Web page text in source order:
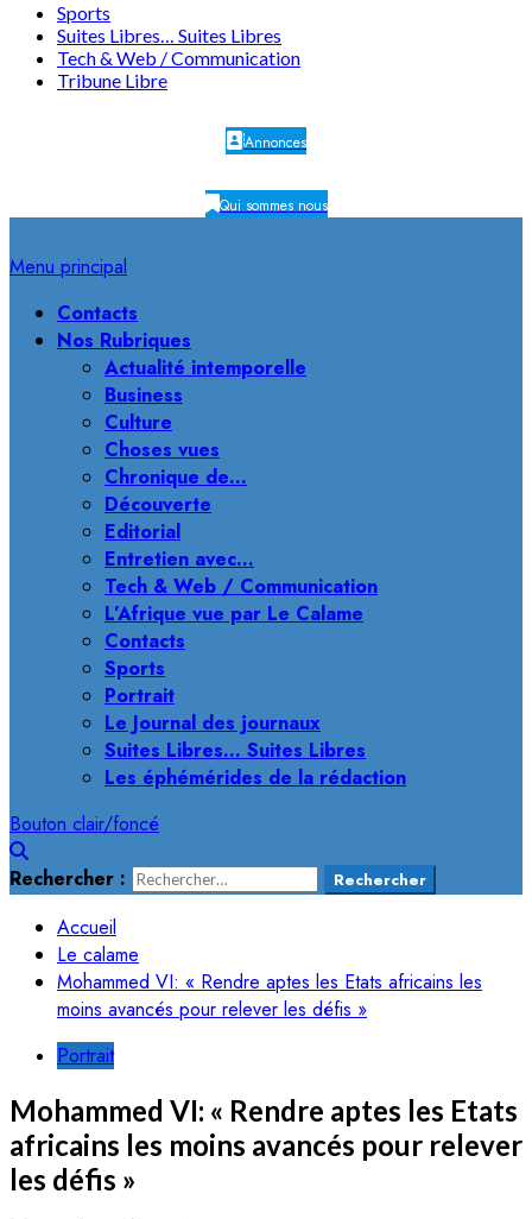
Sports
Suites Libres… Suites Libres
Tech & Web / Communication
Tribune Libre
Annonces
Qui sommes nous
Menu principal
Contacts
Nos Rubriques
Actualité intemporelle
Business
Culture
Choses vues
Chronique de…
Découverte
Editorial
Entretien avec…
Tech & Web / Communication
L’Afrique vue par Le Calame
Contacts
Sports
Portrait
Le Journal des journaux
Suites Libres… Suites Libres
Les éphémérides de la rédaction
Bouton clair/foncé
Rechercher :
Accueil
Le calame
Mohammed VI: « Rendre aptes les Etats africains les
moins avancés pour relever les défis »
Portrait
Mohammed VI: « Rendre aptes les Etats
africains les moins avancés pour relever
les défis »